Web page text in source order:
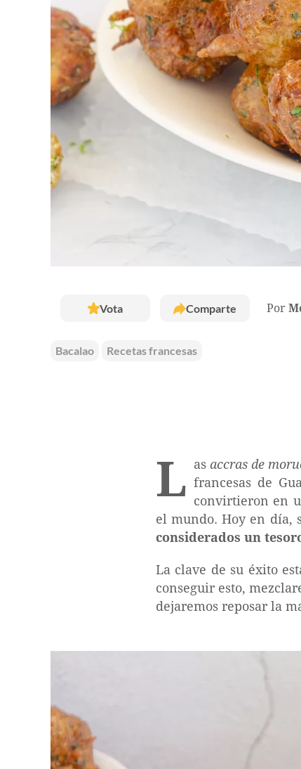
Vota Comparte Por
Bacalao Recetas francesas
L as accras de
francesas de
convirtieron en
el mundo. Hoy en día,
considerados un
La clave de su éxito
conseguir esto,
dejaremos reposar la